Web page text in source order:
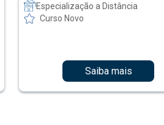
Especialização a Distância
Curso Novo
Saiba mais